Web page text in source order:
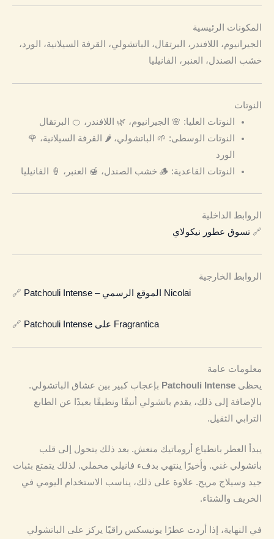
المكونات الرئيسية
الجيرانيوم، اللافندر، البرتقال، الباتشولي، القرفة السيلانية، الورد،
خشب الصندل، العنبر، الفانيليا
النوتات
النوتات العليا: 🌸 الجيرانيوم، 🌿 اللافندر، 🍊 البرتقال
النوتات الوسطى: 🌱 الباتشولي، 🌶️ القرفة السيلانية، 🌹
الورد
النوتات القاعدية: 🪵 خشب الصندل، 🍯 العنبر، 🍦 الفانيليا
الروابط الداخلية
🔗 تسوق عطور نيكولاي
الروابط الخارجية
🔗
Patchouli Intense – الموقع الرسمي Nicolai
🔗 Patchouli Intense على Fragrantica
معلومات عامة
يحظى Patchouli Intense بإعجاب كبير بين عشاق الباتشولي.
بالإضافة إلى ذلك، يقدم باتشولي أنيقًا ونظيفًا بعيدًا عن الطابع
الترابي الثقيل.
يبدأ العطر بانطباع أروماتيك منعش. بعد ذلك يتحول إلى قلب
باتشولي غني. وأخيرًا ينتهي بدفء فانيلي مخملي. لذلك يتمتع بثبات
جيد وسيلاج مريح. علاوة على ذلك، يناسب الاستخدام اليومي في
الخريف والشتاء.
في النهاية، إذا أردت عطرًا يونيسكس راقيًا يركز على الباتشولي